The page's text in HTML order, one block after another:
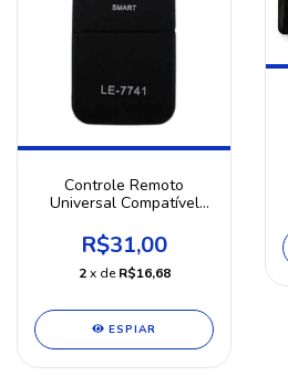
Controle Remoto
Universal Compatível
LG
R$31,00
2 x deR$16,68
ESPIAR